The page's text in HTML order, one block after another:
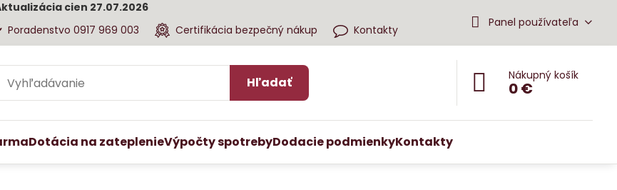
cien 27.07.2026
Poradenstvo 0917 969 003 Certifikácia bezpečný nákup Kontakty
Panel používateľa
Hľadať Nákupný košík
0 €
Dotácia na zateplenieVýpočty spotrebyDodacie podmienkyKontakty